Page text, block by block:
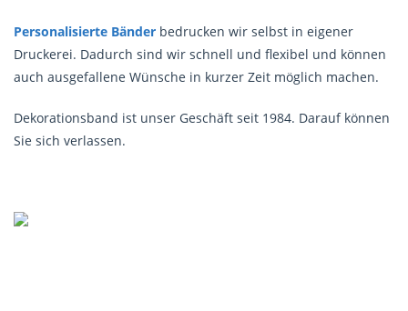
Personalisierte Bänder bedrucken wir selbst in eigener
Druckerei. Dadurch sind wir schnell und flexibel und können
auch ausgefallene Wünsche in kurzer Zeit möglich machen.
Dekorationsband ist unser Geschäft seit 1984. Darauf können
Sie sich verlassen.